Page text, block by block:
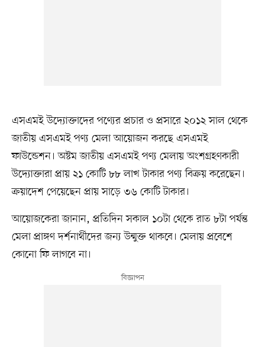
এসএমই উদ্যোক্তাদের পণ্যের প্রচার ও প্রসারে ২০১২ সাল থেকে
জাতীয় এসএমই পণ্য মেলা আয়োজন করছে এসএমই
ফাউন্ডেশন। অষ্টম জাতীয় এসএমই পণ্য মেলায় অংশগ্রহণকারী
উদ্যোক্তারা প্রায় ২১ কোটি ৮৮ লাখ টাকার পণ্য বিক্রয় করেছেন।
ক্রয়াদেশ পেয়েছেন প্রায় সাড়ে ৩৬ কোটি টাকার।
আয়োজকেরা জানান, প্রতিদিন সকাল ১০টা থেকে রাত ৮টা পর্যন্ত
মেলা প্রাঙ্গণ দর্শনার্থীদের জন্য উন্মুক্ত থাকবে। মেলায় প্রবেশে
কোনো ফি লাগবে না।